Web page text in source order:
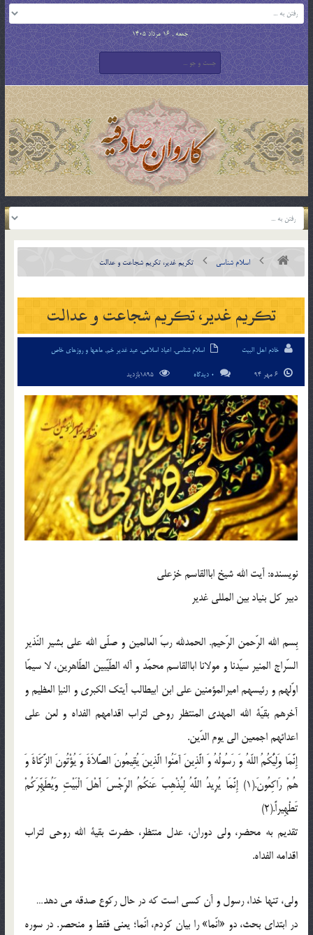
جمعه , 16 مرداد 1405
اسلام شناسی تکریم غدیر، تکریم شجاعت و عدالت
تکریم غدیر، تکریم شجاعت و عدالت
خادم اهل البیت اسلام شناسی, اعیاد اسلامی,عید غدیر خم, ماهها و روزهای خاص
0 دیدگاه
نویسنده: آیت الله شیخ اباالقاسم خزعلی
دبیر کل بنیاد بین المللی غدیر
بِسم الله الرّحمن الرّحیم. الحمدلله ربّ العالمین و صلّی الله علی بشیر النّذیر
السّراج المنیر سیّدنا و مولانا اباالقاسم محمّد و آله الطّیّبین الطّاهرین، لا سیمّا
اوّلهم و رئیسهم امیرالمؤمنین علی ابن ابیطالب آیتک الکبری و النبإ العظیم و
آخرهم بقیّة الله المهدی المنتظر روحی لتراب اقدامهم الفداه و لعن علی
اعدائهم اجمعین الی یوم الدّین.
إِنَّمَا وَلِیُّکُمُ اللّهُ وَ رَسُولُهُ وَ الَّذِینَ آمَنُوا الَّذِینَ یُقِیمُونَ الصَّلاَةَ وَ یُؤْتُونَ الزَّکَاةَ وَ
هُمْ رَاکِعُونَ.(1) إِنَّمَا یُرِیدُ اللَّهُ لِیُذْهِبَ عَنکُمُ الرِّجْسَ أَهْلَ الْبَیْتِ وَیُطَهِّرَکُمْ
تَطْهِیراً.(2)
تقدیم به محضر، ولی دوران، عدل منتظر، حضرت بقیة الله روحی لتراب
اقدامه الفداه.
ولی، تنها خدا، رسول و آن کسی است که در حال رکوع صدقه می دهد…
در ابتدای بحث، دو «انّما» را بیان کردم، انّما؛ یعنی فقط و منحصر. در سوره